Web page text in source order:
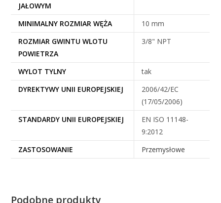
JAŁOWYM
MINIMALNY ROZMIAR WĘŻA
10 mm
ROZMIAR GWINTU WLOTU
POWIETRZA
3/8" NPT
WYLOT TYLNY
tak
DYREKTYWY UNII EUROPEJSKIEJ
2006/42/EC
(17/05/2006)
STANDARDY UNII EUROPEJSKIEJ
EN ISO 11148-
9:2012
ZASTOSOWANIE
Przemysłowe
Podobne produkty